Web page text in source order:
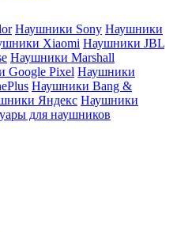
Наушники Sony Наушники
Xiaomi Наушники JBL
Наушники Marshall
Google Pixel Наушники
Наушники Bang &
Яндекс Наушники
для наушников